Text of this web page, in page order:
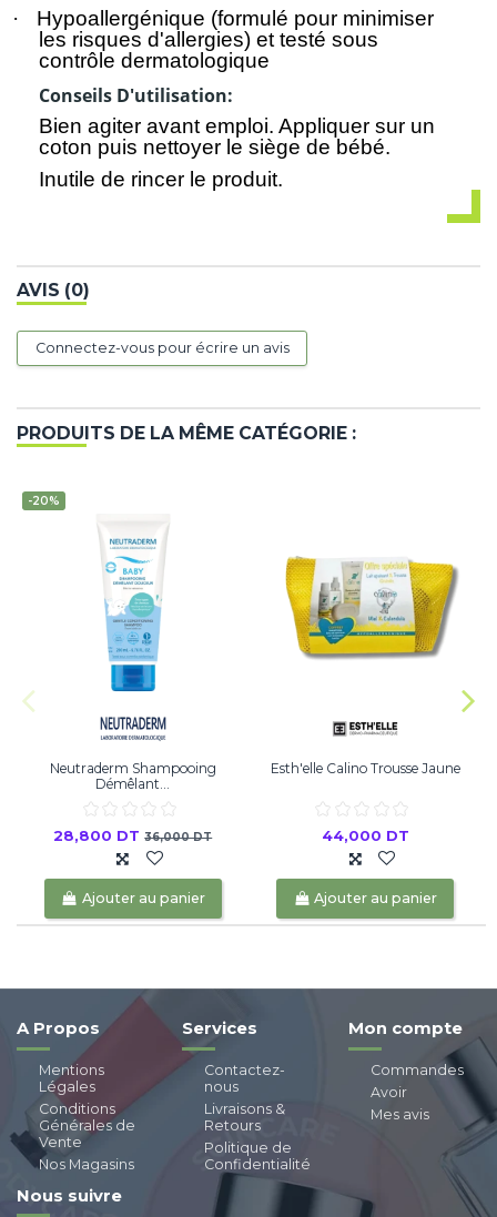
·
Hypoallergénique (formulé pour minimiser
les risques d'allergies) et testé sous
contrôle dermatologique
Conseils D'utilisation:
Bien agiter avant emploi. Appliquer sur un
coton puis nettoyer le siège de bébé.
Inutile de rincer le produit.
AVIS (0)
Connectez-vous pour écrire un avis
PRODUITS DE LA MÊME CATÉGORIE :
-20%
Neutraderm Shampooing
Démêlant...
28,800 DT36,000 DT
Ajouter au panier
Esth'elle Calino Trousse Jaune
44,000 DT
Ajouter au panier
A Propos
Mentions
Légales
Conditions
Générales de
Vente
Nos Magasins
Services
Contactez-
nous
Livraisons &
Retours
Politique de
Confidentialité
Mon compte
Commandes
Avoir
Mes avis
Nous suivre